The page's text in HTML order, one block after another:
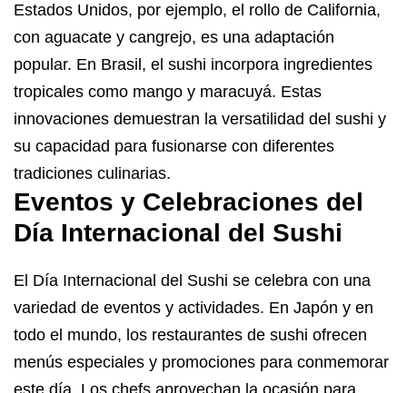
Estados Unidos, por ejemplo, el rollo de California,
con aguacate y cangrejo, es una adaptación
popular. En Brasil, el sushi incorpora ingredientes
tropicales como mango y maracuyá. Estas
innovaciones demuestran la versatilidad del sushi y
su capacidad para fusionarse con diferentes
tradiciones culinarias.
Eventos y Celebraciones del
Día Internacional del Sushi
El Día Internacional del Sushi se celebra con una
variedad de eventos y actividades. En Japón y en
todo el mundo, los restaurantes de sushi ofrecen
menús especiales y promociones para conmemorar